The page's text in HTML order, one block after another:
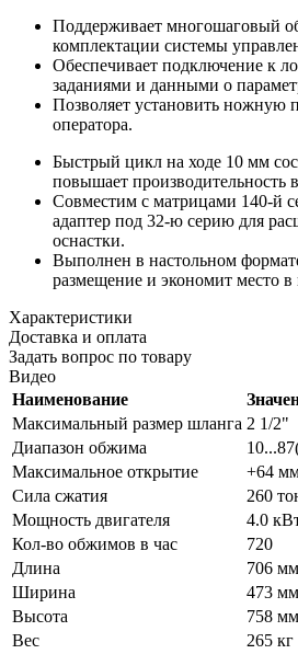
Поддерживает многошаговый
комплектации системы
Обеспечивает подключение к
заданиями и данными о
Позволяет установить ножную
оператора.
Быстрый цикл на ходе 10 мм
повышает производительность
Совместим с матрицами 140-й
адаптер под 32-ю серию для
оснастки.
Выполнен в настольном
размещение и экономит место в
Характеристики
Доставка и оплата
Задать вопрос по товару
Видео
Наименование
Максимальный размер шланга 2 1/2"
Диапазон обжима
Максимальное открытие
+64
Сила сжатия
260
Мощность двигателя
4.0
Кол-во обжимов в час
720
Длина
706 мм
Ширина
473 мм
Высота
758 мм
Вес
265 кг